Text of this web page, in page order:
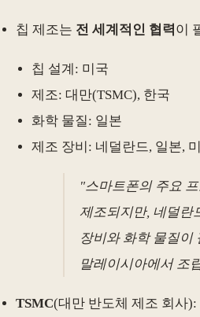
칩 제조는 전 세계적인 협력이
칩 설계: 미국
제조: 대만(TSMC), 한국
화학 물질: 일본
제조 장비: 네덜란드, 일본,
"스마트폰의 주요
제조되지만, 네덜란
장비와 화학 물질이
말레이시아에서 조
TSMC(대만 반도체 제조 회사):